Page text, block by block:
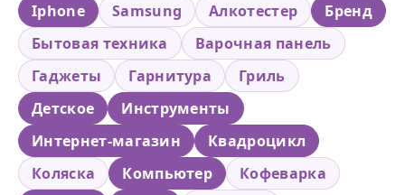
Iphone
Samsung Алкотестер
Бренд
Бытовая техника
Варочная панель
Гаджеты
Гарнитура
Гриль
Детское
Инструменты
Интернет-магазин
Квадроцикл
Коляска
Компьютер
Кофеварка